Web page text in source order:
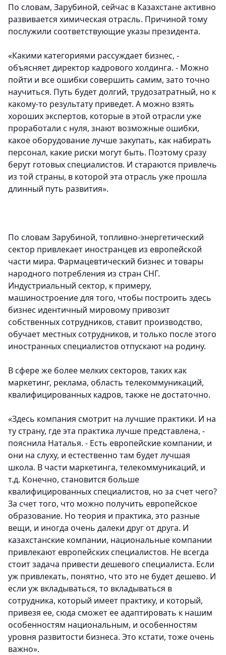
По словам, Зарубиной, сейчас в Казахстане активно
развивается химическая отрасль. Причиной тому
послужили соответствующие указы президента.
«Какими категориями рассуждает бизнес, -
объясняет директор кадрового холдинга. - Можно
пойти и все ошибки совершить самим, зато точно
научиться. Путь будет долгий, трудозатратный, но к
какому-то результату приведет. А можно взять
хороших экспертов, которые в этой отрасли уже
проработали с нуля, знают возможные ошибки,
какое оборудование лучше закупать, как набирать
персонал, какие риски могут быть. Поэтому сразу
берут готовых специалистов. И стараются привлечь
из той страны, в которой эта отрасль уже прошла
длинный путь развития».
По словам Зарубиной, топливно-энергетический
сектор привлекает иностранцев из европейской
части мира. Фармацевтический бизнес и товары
народного потребления из стран СНГ.
Индустриальный сектор, к примеру,
машиностроение для того, чтобы построить здесь
бизнес идентичный мировому привозит
собственных сотрудников, ставит производство,
обучает местных сотрудников, и только после этого
иностранных специалистов отпускают на родину.
В сфере же более мелких секторов, таких как
маркетинг, реклама, область телекоммуникаций,
квалифицированных кадров, также не достаточно.
«Здесь компания смотрит на лучшие практики. И на
ту страну, где эта практика лучше представлена, -
пояснила Наталья. - Есть европейские компании, и
они на слуху, и естественно там будет лучшая
школа. В части маркетинга, телекоммуникаций, и
т.д. Конечно, становится больше
квалифицированных специалистов, но за счет чего?
За счет того, что можно получить европейское
образование. Но теория и практика, это разные
вещи, и иногда очень далеки друг от друга. И
казахстанские компании, национальные компании
привлекают европейских специалистов. Не всегда
стоит задача привести дешевого специалиста. Если
уж привлекать, понятно, что это не будет дешево. И
если уж вкладываться, то вкладываться в
сотрудника, который имеет практику, и который,
привезя ее, сюда сможет ее адаптировать к нашим
особенностям национальным, и особенностям
уровня развитости бизнеса. Это кстати, тоже очень
важно».